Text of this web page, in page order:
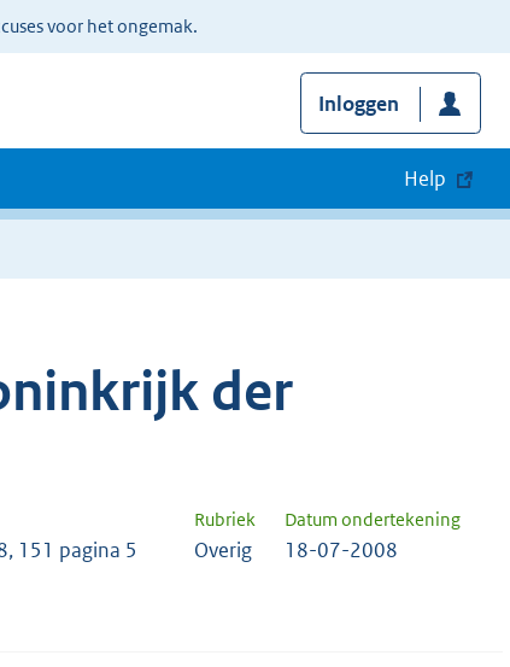
voor het ongemak.
Inloggen
Help
der
Rubriek Datum ondertekening
151 pagina 5 Overig 18-07-2008